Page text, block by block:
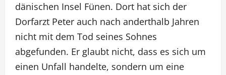
dänischen Insel Fünen. Dort hat sich der
Dorfarzt Peter auch nach anderthalb Jahren
nicht mit dem Tod seines Sohnes
abgefunden. Er glaubt nicht, dass es sich um
einen Unfall handelte, sondern um eine